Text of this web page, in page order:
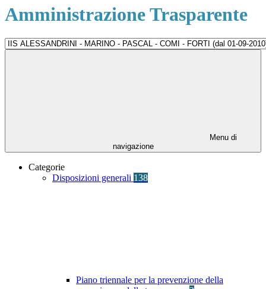
Amministrazione Trasparente
Menu di
navigazione
Categorie
Disposizioni generali 138
Piano triennale per la prevenzione della